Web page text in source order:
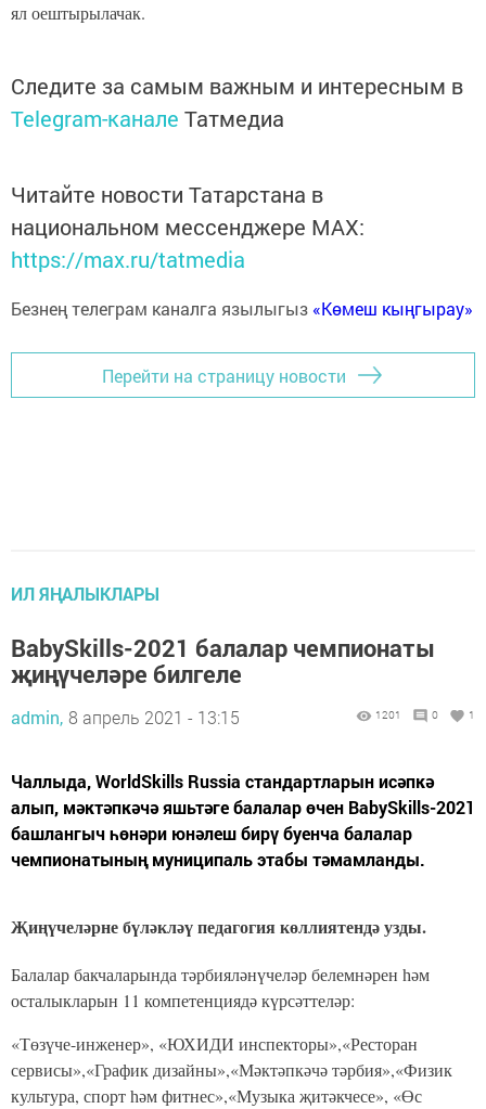
ял оештырылачак.
Следите за самым важным и интересным в
Telegram-канале Татмедиа
Читайте новости Татарстана в
национальном мессенджере MАХ:
https://max.ru/tatmedia
Безнең телеграм каналга язылыгыз «Көмеш кыңгырау»
Перейти на страницу новости
ИЛ ЯҢАЛЫКЛАРЫ
BabySkills-2021 балалар чемпионаты
җиңүчеләре билгеле
admin, 8 апрель 2021 - 13:15 1201 0 1
Чаллыда, WorldSkills Russia стандартларын исәпкә
алып, мәктәпкәчә яшьтәге балалар өчен BabySkills-2021
башлангыч һөнәри юнәлеш бирү буенча балалар
чемпионатының муниципаль этабы тәмамланды.
Җиңүчеләрне бүләкләү педагогия көллиятендә узды.
Балалар бакчаларында тәрбияләнүчеләр белемнәрен һәм
осталыкларын 11 компетенциядә күрсәттеләр:
«Төзүче-инженер», «ЮХИДИ инспекторы»,«Ресторан
сервисы»,«График дизайны»,«Мәктәпкәчә тәрбия»,«Физик
культура, спорт һәм фитнес»,«Музыка җитәкчесе», «Өс